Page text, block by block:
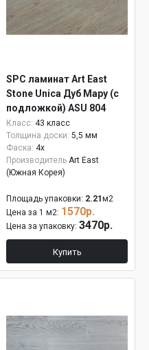
SPC ламинат Art East
Stone Unica Дуб Мару (с
подложкой) ASU 804
Класс: 43 класс
Толщина доски: 5,5 мм
Фаска: 4x
Производитель Art East
(Южная Корея)
Площадь упаковки: 2.21 м2
Цена за 1 м2: 1570р.
Цена за упаковку: 3470р.
Купить